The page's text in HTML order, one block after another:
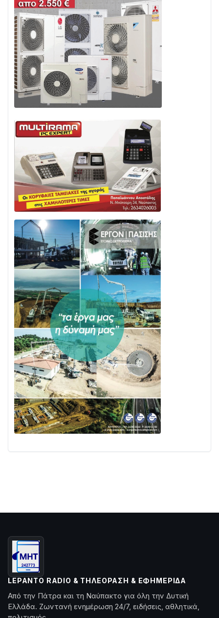
LEPANTO RADIO & ΤΗΛΕΌΡΑΣΗ & ΕΦΗΜΕΡΊΔΑ
Από την Πάτρα και τη Ναύπακτο για όλη την Δυτική
Ελλάδα. Ζωντανή ενημέρωση 24/7, ειδήσεις, αθλητικά,